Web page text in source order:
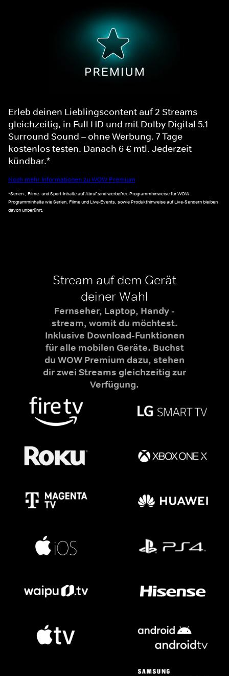
Erleb deinen Lieblingscontent auf 2 Streams
gleichzeitig, in Full HD und mit Dolby Digital 5.1
Surround Sound – ohne Werbung. 7 Tage
kostenlos testen. Danach 6 € mtl. Jederzeit
kündbar.*
Noch mehr Informationen zu WOW Premium
*Serien-, Filme- und Sport-Inhalte auf Abruf sind werbefrei. Programmhinweise für WOW
Programminhalte wie Serien, Filme und Live-Events, sowie Produkthinweise auf Live-Sendern bleiben
davon unberührt.
Stream auf dem Gerät
deiner Wahl
Fernseher, Laptop, Handy -
stream, womit du möchtest.
Inklusive Download-Funktionen
für alle mobilen Geräte. Buchst
du WOW Premium dazu, stehen
dir zwei Streams gleichzeitig zur
Verfügung.